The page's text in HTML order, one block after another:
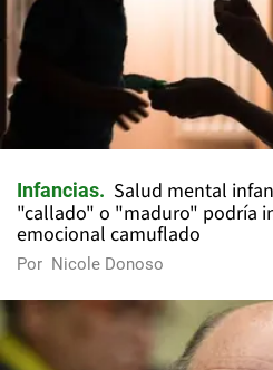
Infancias
Salud mental
"callado" o "maduro" podría
emocional camuflado
Por Nicole Donoso